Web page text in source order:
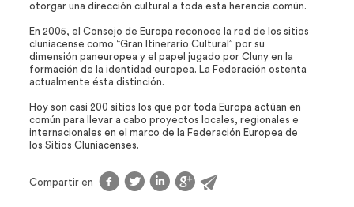
otorgar una dirección cultural a toda esta herencia común.
En 2005, el Consejo de Europa reconoce la red de los sitios
cluniacense como “Gran Itinerario Cultural” por su
dimensión paneuropea y el papel jugado por Cluny en la
formación de la identidad europea. La Federación ostenta
actualmente ésta distinción.
Hoy son casi 200 sitios los que por toda Europa actúan en
común para llevar a cabo proyectos locales, regionales e
internacionales en el marco de la Federación Europea de
los Sitios Cluniacenses.
Compartir en ftlg@